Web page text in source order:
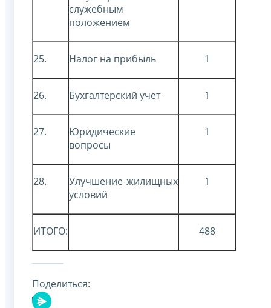
служебным
положением
25. Налог на прибыль 1
26. Бухгалтерский учет 1
27.
Юридические
вопросы
1
28.
Улучшение жилищных
условий
1
ИТОГО: 488
Поделиться: